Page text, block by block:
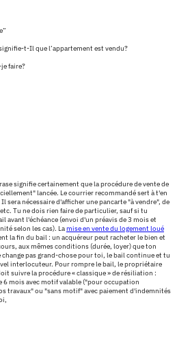
t-Il que l’appartement est vendu?
faire?
signifie certainement que la procédure de vente de
lancée. Le courrier recommandé sert à t'en
sera nécessaire d'afficher une pancarte "à vendre", de
Tu ne dois rien faire de particulier, sauf si tu
avant l'échéance (envoi d'un préavis de 3 mois et
selon les cas). Lamise en vente du logement loué
la fin du bail : un acquéreur peut racheter le bien et
aux mêmes conditions (durée, loyer) que ton
change pas grand-chose pour toi, le bail continue et tu
interlocuteur. Pour rompre le bail, le propriétaire
suivre la procédure « classique » de résiliation :
6 mois avec motif valable ("pour occupation
travaux" ou "sans motif" avec paiement d'indemnités